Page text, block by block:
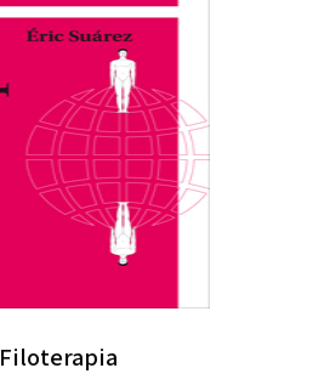
Filoterapia